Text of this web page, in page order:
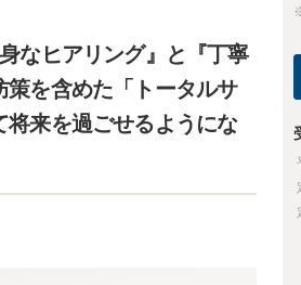
なヒアリング』と『丁寧
を含めた「トータルサ
来を過ごせるようにな